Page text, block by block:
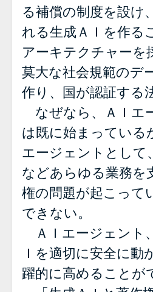
る補償の制度を設け
れる生成ＡＩを作る
アーキテクチャーを
莫大な社会規範のデ
作り、国が認証する
なぜなら、ＡＩエ
は既に始まっている
エージェントとして
などあらゆる業務を
権の問題が起こって
できない。
ＡＩエージェント
Ｉを適切に安全に
躍的に高めることが